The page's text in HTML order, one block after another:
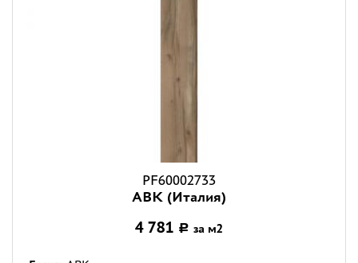
PF60002733
ABK (Италия)
4 781 Р за м2